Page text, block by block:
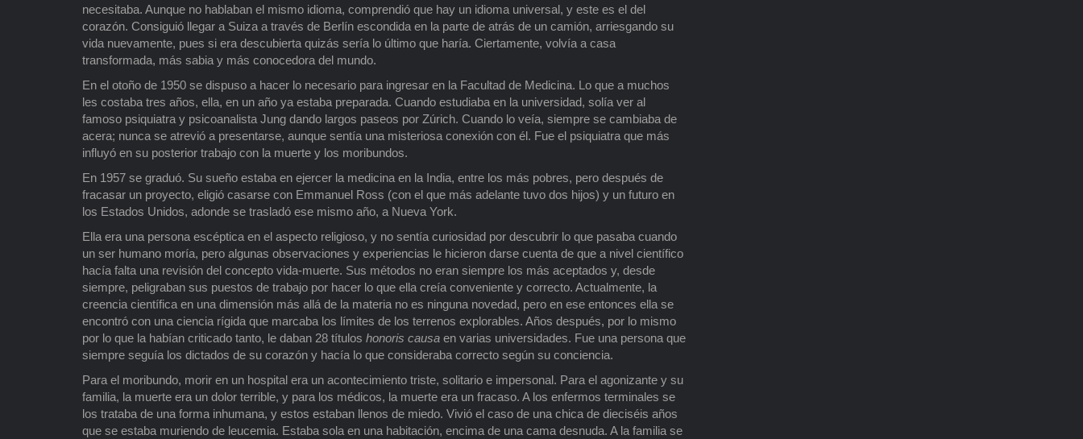
necesitaba. Aunque no hablaban el mismo idioma, comprendió que hay un idioma universal, y este es el del
corazón. Consiguió llegar a Suiza a través de Berlín escondida en la parte de atrás de un camión, arriesgando su
vida nuevamente, pues si era descubierta quizás sería lo último que haría. Ciertamente, volvía a casa
transformada, más sabia y más conocedora del mundo.
En el otoño de 1950 se dispuso a hacer lo necesario para ingresar en la Facultad de Medicina. Lo que a muchos
les costaba tres años, ella, en un año ya estaba preparada. Cuando estudiaba en la universidad, solía ver al
famoso psiquiatra y psicoanalista Jung dando largos paseos por Zúrich. Cuando lo veía, siempre se cambiaba de
acera; nunca se atrevió a presentarse, aunque sentía una misteriosa conexión con él. Fue el psiquiatra que más
influyó en su posterior trabajo con la muerte y los moribundos.
En 1957 se graduó. Su sueño estaba en ejercer la medicina en la India, entre los más pobres, pero después de
fracasar un proyecto, eligió casarse con Emmanuel Ross (con el que más adelante tuvo dos hijos) y un futuro en
los Estados Unidos, adonde se trasladó ese mismo año, a Nueva York.
Ella era una persona escéptica en el aspecto religioso, y no sentía curiosidad por descubrir lo que pasaba cuando
un ser humano moría, pero algunas observaciones y experiencias le hicieron darse cuenta de que a nivel científico
hacía falta una revisión del concepto vida-muerte. Sus métodos no eran siempre los más aceptados y, desde
siempre, peligraban sus puestos de trabajo por hacer lo que ella creía conveniente y correcto. Actualmente, la
creencia científica en una dimensión más allá de la materia no es ninguna novedad, pero en ese entonces ella se
encontró con una ciencia rígida que marcaba los límites de los terrenos explorables. Años después, por lo mismo
por lo que la habían criticado tanto, le daban 28 títulos honoris causa en varias universidades. Fue una persona que
siempre seguía los dictados de su corazón y hacía lo que consideraba correcto según su conciencia.
Para el moribundo, morir en un hospital era un acontecimiento triste, solitario e impersonal. Para el agonizante y su
familia, la muerte era un dolor terrible, y para los médicos, la muerte era un fracaso. A los enfermos terminales se
los trataba de una forma inhumana, y estos estaban llenos de miedo. Vivió el caso de una chica de dieciséis años
que se estaba muriendo de leucemia. Estaba sola en una habitación, encima de una cama desnuda. A la familia se